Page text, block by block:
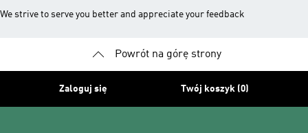
We strive to serve you better and appreciate your feedback
Powrót na górę strony
Zaloguj się Twój koszyk (0)